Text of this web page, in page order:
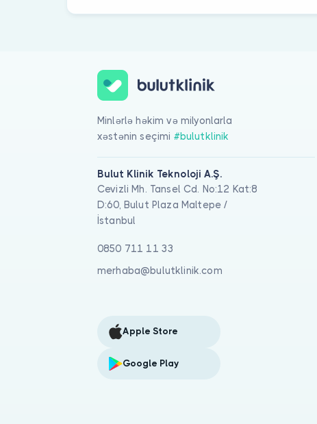
Minlərlə həkim və milyonlarla
xəstənin seçimi #bulutklinik
Bulut Klinik Teknoloji A.Ş.
Cevizli Mh. Tansel Cd. No:12 Kat:8
D:60, Bulut Plaza Maltepe /
İstanbul
0850 711 11 33
merhaba@bulutklinik.com
Apple Store
Google Play